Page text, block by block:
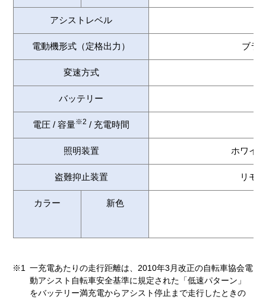
アシストレベル
電動機形式（定格出力） ブラ
変速方式
バッテリー
電圧 / 容量※2 / 充電時間
照明装置 ホワイ
盗難抑止装置 リモ
カラー 新色
※1
一充電あたりの走行距離は、2010年3月改正の自転車協会電
動アシスト自転車安全基準に規定された「低速パターン」
をバッテリー満充電からアシスト停止まで走行したときの